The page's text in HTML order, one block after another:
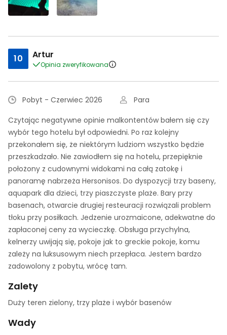
10 Artur
Opinia zweryfikowana
Pobyt - Czerwiec 2026
Para
Czytając negatywne opinie malkontentów bałem się czy
wybór tego hotelu był odpowiedni. Po raz kolejny
przekonałem się, że niektórym ludziom wszystko będzie
przeszkadzało. Nie zawiodłem się na hotelu, przepięknie
położony z cudownymi widokami na całą zatokę i
panoramę nabrzeża Hersonisos. Do dyspozycji trzy baseny,
aquapark dla dzieci, trzy piaszczyste plaże. Bary przy
basenach, otwarcie drugiej resteuracji rozwiązali problem
tłoku przy posiłkach. Jedzenie urozmaicone, adekwatne do
zapłaconej ceny za wycieczkę. Obsługa przychylna,
kelnerzy uwijają się, pokoje jak to greckie pokoje, komu
zależy na luksusowym niech przepłaca. Jestem bardzo
zadowolony z pobytu, wrócę tam.
Zalety
Duży teren zielony, trzy plaże i wybór basenów
Wady